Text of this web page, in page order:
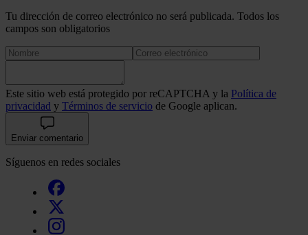
Tu dirección de correo electrónico no será publicada. Todos los
campos son obligatorios
Este sitio web está protegido por reCAPTCHA y la Política de
privacidad y Términos de servicio de Google aplican.
Enviar comentario
Síguenos en redes sociales